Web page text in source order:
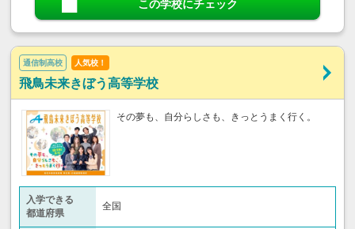
この学校にチェック
通信制高校 人気校！
飛鳥未来きぼう高等学校
その夢も、自分らしさも、きっとうまく行く。
入学できる
都道府県
全国